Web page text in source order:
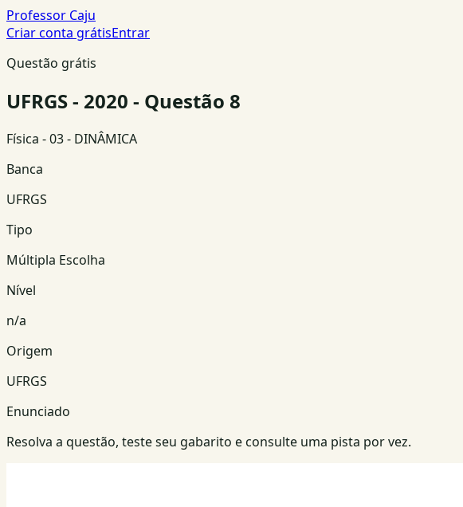
Professor Caju
Criar conta grátisEntrar
Questão grátis
UFRGS - 2020 - Questão 8
Física - 03 - DINÂMICA
Banca
UFRGS
Tipo
Múltipla Escolha
Nível
n/a
Origem
UFRGS
Enunciado
Resolva a questão, teste seu gabarito e consulte uma pista por vez.